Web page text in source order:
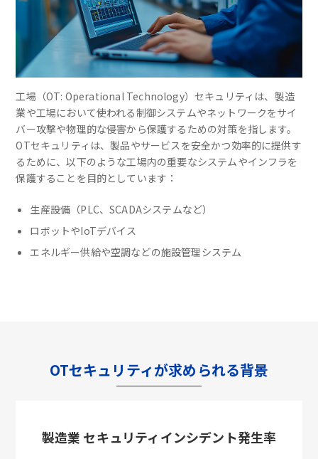
工場（OT: Operational Technology）セキュリティは、製造
業や工場において使われる制御システムやネットワークをサイ
バー攻撃や物理的な侵害から保護するための対策を指します。
OTセキュリティは、製品やサービスを安全かつ効率的に提供す
るために、以下のような工場内の重要なシステムやインフラを
保護することを目的としています：
生産設備（PLC、SCADAシステムなど）
ロボットやIoTデバイス
エネルギー供給や空調などの施設管理システム
OTセキュリティが求められる背景
製造業 セキュリティインシデント発生率